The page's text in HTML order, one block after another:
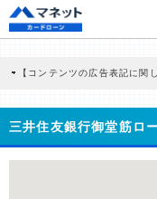
【コンテンツの広告表記に関
商品を根拠なくPRするもので
どに基づき、公平性を担保した
>提携企業一覧
三井住友銀行御堂筋ロ